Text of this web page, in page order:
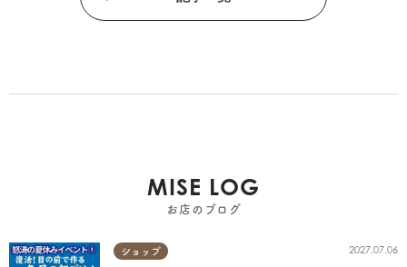
MISE LOG
お店のブログ
ショップ 2027.07.06